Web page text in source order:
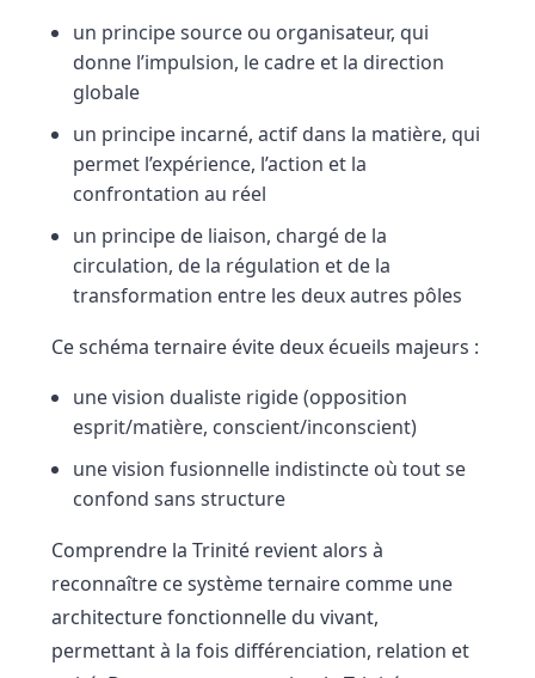
un principe source ou organisateur, qui
donne l’impulsion, le cadre et la direction
globale
un principe incarné, actif dans la matière, qui
permet l’expérience, l’action et la
confrontation au réel
un principe de liaison, chargé de la
circulation, de la régulation et de la
transformation entre les deux autres pôles
Ce schéma ternaire évite deux écueils majeurs :
une vision dualiste rigide (opposition
esprit/matière, conscient/inconscient)
une vision fusionnelle indistincte où tout se
confond sans structure
Comprendre la Trinité revient alors à
reconnaître ce système ternaire comme une
architecture fonctionnelle du vivant,
permettant à la fois différenciation, relation et